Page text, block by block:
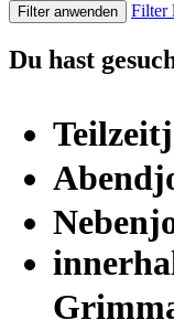
Filter anwenden Filter
Du hast